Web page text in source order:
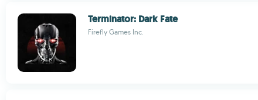
Terminator: Dark Fate
Firefly Games Inc.